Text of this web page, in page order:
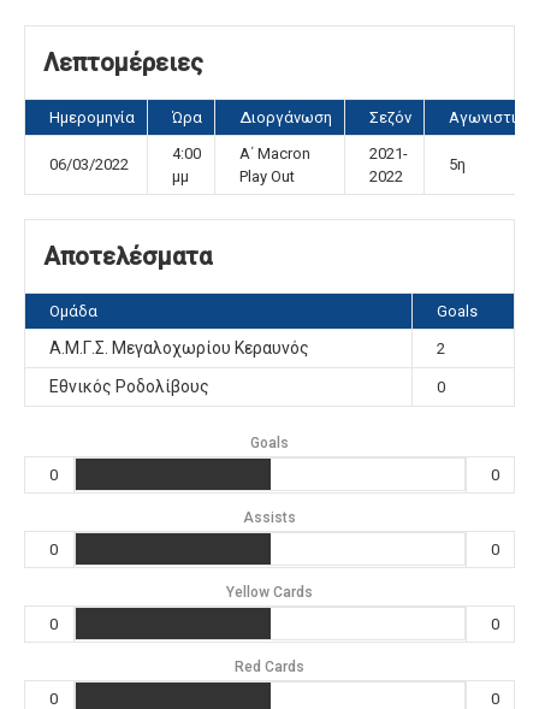
Λεπτομέρειες
Ημερομηνία Ώρα Διοργάνωση Σεζόν Αγωνιστική
06/03/2022
4:00
μμ
A΄ Macron
Play Out
2021-
2022
5η
Αποτελέσματα
Ομάδα Goals
Α.Μ.Γ.Σ. Μεγαλοχωρίου Κεραυνός 2
Εθνικός Ροδολίβους 0
Goals
0 0
Assists
0 0
Yellow Cards
0 0
Red Cards
0 0